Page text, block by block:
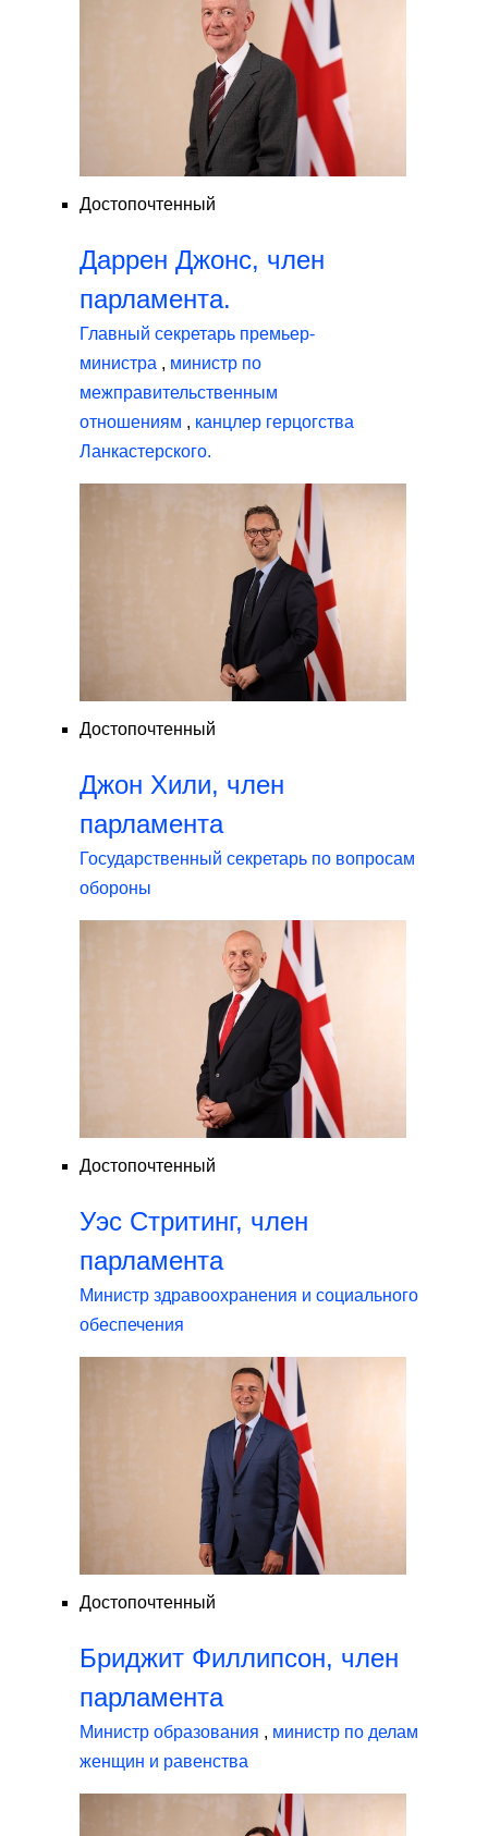
Достопочтенный
Даррен Джонс, член
парламента.
Главный секретарь премьер-
министра , министр по
межправительственным
отношениям , канцлер герцогства
Ланкастерского.
Достопочтенный
Джон Хили, член
парламента
Государственный секретарь по вопросам
обороны
Достопочтенный
Уэс Стритинг, член
парламента
Министр здравоохранения и социального
обеспечения
Достопочтенный
Бриджит Филлипсон, член
парламента
Министр образования , министр по делам
женщин и равенства